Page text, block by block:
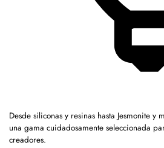
Desde siliconas y resinas hasta Jesmonite
una gama cuidadosamente seleccionada
creadores.